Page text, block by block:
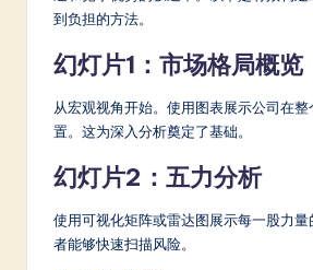
到负担的方法。
幻灯片1：市场格局概览
从宏观视角开始。使用图表展示公司在
置。这为深入分析奠定了基础。
幻灯片2：五力分析
使用可视化矩阵或雷达图展示每一股力
者能够快速扫描风险。